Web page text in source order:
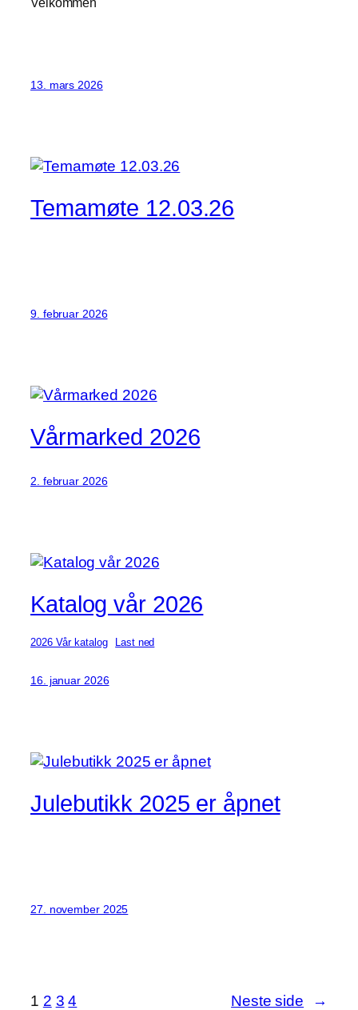
13. mars 2026
Temamøte 12.03.26
9. februar 2026
Vårmarked 2026
2. februar 2026
Katalog vår 2026
2026 Vår katalog Last ned
16. januar 2026
Julebutikk 2025 er åpnet
27. november 2025
1 2 3 4 Neste side →